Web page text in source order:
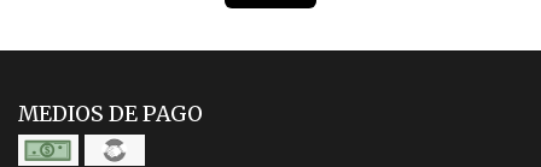
MEDIOS DE PAGO